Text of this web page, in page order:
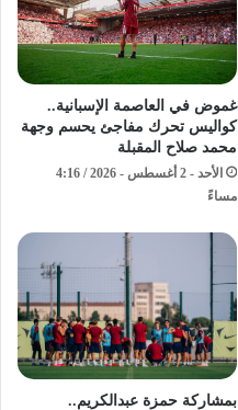
غموض في العاصمة الإسبانية..
كواليس تحرك مفاجئ يحسم وجهة
محمد صلاح المقبلة
الأحد - 2 أغسطس - 2026 / 4:16
مساءً
بمشاركة حمزة عبدالكريم..